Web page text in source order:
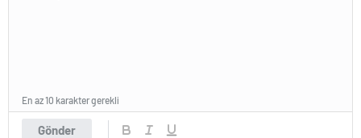
Gönder
En az 10 karakter gerekli